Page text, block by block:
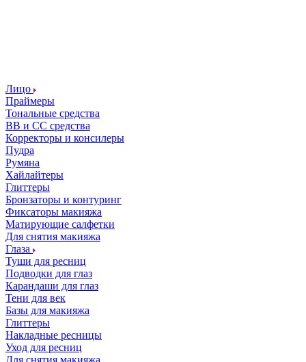
Лицо
Праймеры
Тональные средства
ВВ и СС средства
Корректоры и консилеры
Пудра
Румяна
Хайлайтеры
Глиттеры
Бронзаторы и контуринг
Фиксаторы макияжа
Матирующие салфетки
Для снятия макияжа
Глаза
Туши для ресниц
Подводки для глаз
Карандаши для глаз
Тени для век
Базы для макияжа
Глиттеры
Накладные ресницы
Уход для ресниц